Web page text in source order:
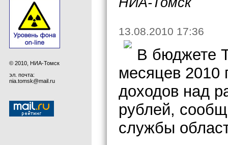
© 2010, НИА-Томск
эл. почта:
nia.tomsk@mail.ru
13.08.2010 17:36
В бюджете
месяцев 2010
доходов над
рублей,
службы